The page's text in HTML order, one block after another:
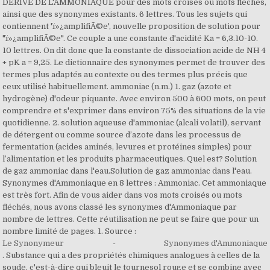
DÉRIVÉ DE L'AMMONIAQUE pour des mots croisés ou mots fléchés,
ainsi que des synonymes existants. 6 lettres. Tous les sujets qui
contiennent 'ï»¿amplifiÃ©e', nouvelle proposition de solution pour
"ï»¿amplifiÃ©e". Ce couple a une constante d'acidité Ka = 6,3.10-10.
10 lettres. On dit donc que la constante de dissociation acide de NH 4
+ pK a = 9,25. Le dictionnaire des synonymes permet de trouver des
termes plus adaptés au contexte ou des termes plus précis que
ceux utilisé habituellement. ammoniac (n.m.) 1. gaz (azote et
hydrogène) d'odeur piquante. Avec environ 500 à 600 mots, on peut
comprendre et s'exprimer dans environ 75% des situations de la vie
quotidienne. 2. solution aqueuse d'ammoniac (alcali volatil), servant
de détergent ou comme source d’azote dans les processus de
fermentation (acides aminés, levures et protéines simples) pour
l’alimentation et les produits pharmaceutiques. Quel est? Solution
de gaz ammoniac dans l'eau.Solution de gaz ammoniac dans l'eau.
Synonymes d'Ammoniaque en 8 lettres : Ammoniac. Cet ammoniaque
est très fort. Afin de vous aider dans vos mots croisés ou mots
fléchés, nous avons classé les synonymes d'Ammoniaque par
nombre de lettres. Cette réutilisation ne peut se faire que pour un
nombre limité de pages. 1. Source :
Le Synonymeur
-
Synonymes d'Ammoniaque
. Substance qui a des propriétés chimiques analogues à celles de la
soude, c'est-à-dire qui bleuit le tournesol rouge et se combine avec